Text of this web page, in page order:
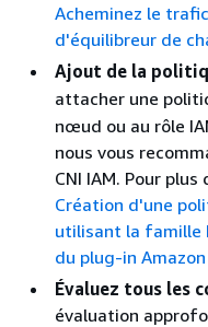
Acheminez le
d'équilibreur de
Ajout de la
attacher une
nœud ou au rôle
nous vous
CNI IAM. Pour
Création d'une
utilisant la famille
du plug-in
Évaluez tous les
évaluation